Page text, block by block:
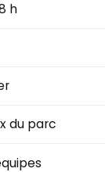
h
du parc